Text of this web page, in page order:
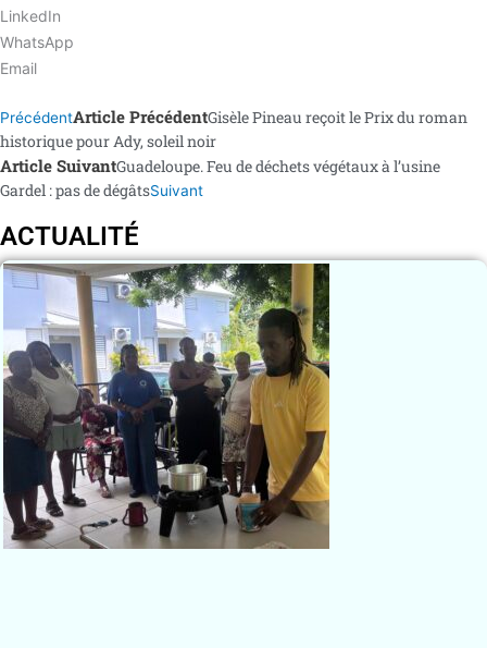
LinkedIn
WhatsApp
Email
PrécédentArticle PrécédentGisèle Pineau reçoit le Prix du roman
historique pour Ady, soleil noir
Article SuivantGuadeloupe. Feu de déchets végétaux à l’usine
Gardel : pas de dégâtsSuivant
ACTUALITÉ